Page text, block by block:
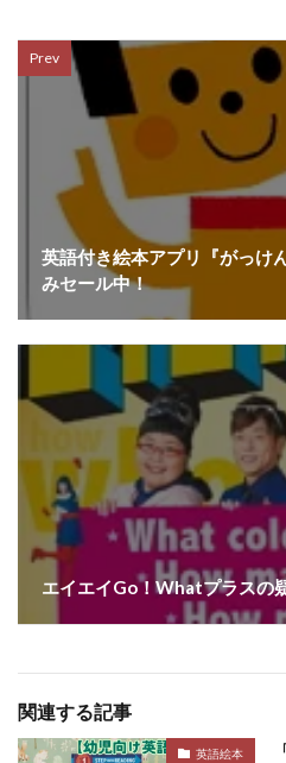
Prev
英語付き絵本アプリ『がっけ
みセール中！
エイエイGo！Whatプラスの
関連する記事
英語絵本